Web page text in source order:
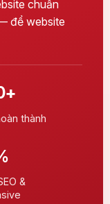
chuẩn
để website
thành
&